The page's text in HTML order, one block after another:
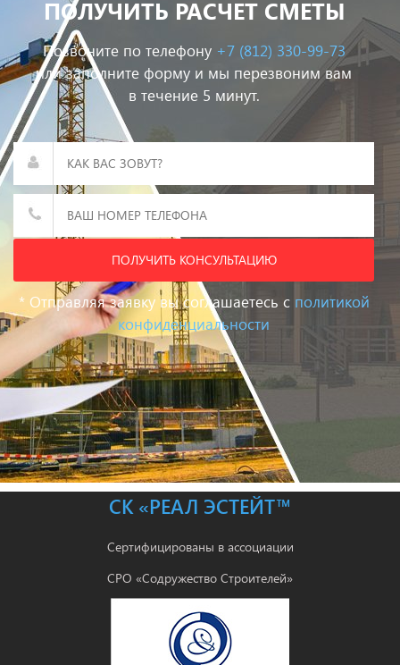
ПОЛУЧИТЬ РАСЧЕТ СМЕТЫ
Позвоните по телефону +7 (812) 330-99-73
или заполните форму и мы перезвоним вам
в течение 5 минут.
ПОЛУЧИТЬ КОНСУЛЬТАЦИЮ
* Отправляя заявку вы соглашаетесь с политикой
конфиденциальности
СК «РЕАЛ ЭСТЕЙТ™
Сертифицированы в ассоциации
СРО «Содружество Строителей»